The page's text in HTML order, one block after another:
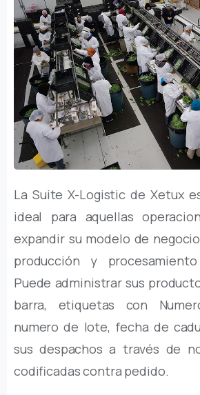
La Suite X-Logistic de Xetux
ideal para aquellas
expandir su modelo de
producción y
Puede administrar sus
barra, etiquetas con
numero de lote, fecha de
sus despachos a través de
codificadas contra pedido.